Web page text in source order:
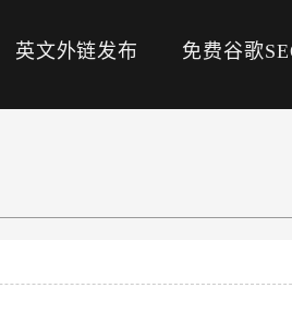
英文外链发布 免费谷歌